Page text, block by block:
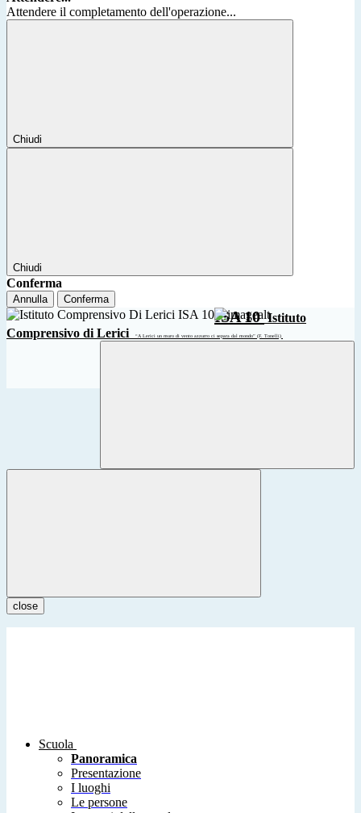
Attendere il completamento dell'operazione...
Chiudi
Chiudi
Conferma
Annulla Conferma
ISA 10 Istituto
Comprensivo di Lerici
“A Lerici un muro di vento azzurro ci separa dal mondo” (F. Tonelli)
close
Scuola
Panoramica
Presentazione
I luoghi
Le persone